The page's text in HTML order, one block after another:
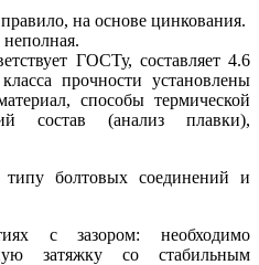
на основе цинкования.
ГОСТу, составляет 4.6
прочности установлены
способы термической
состав (анализ плавки),
болтовых соединений и
с зазором: необходимо
затяжку со стабильным